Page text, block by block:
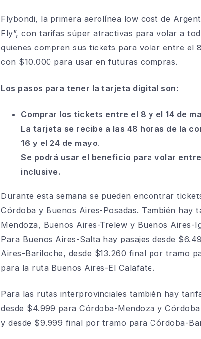
Flybondi, la primera aerolínea low cost de
Fly”, con tarifas súper atractivas para volar a
quienes compren sus tickets para volar entre el
con $10.000 para usar en futuras compras.
Los pasos para tener la tarjeta digital son:
Comprar los tickets entre el 8 y el 14 de
La tarjeta se recibe a las 48 horas de la
16 y el 24 de mayo.
Se podrá usar el beneficio para volar
inclusive.
Durante esta semana se pueden encontrar
Córdoba y Buenos Aires-Posadas. También
Mendoza, Buenos Aires-Trelew y Buenos Aires-
Para Buenos Aires-Salta hay pasajes desde
Aires-Bariloche, desde $13.260 final por tramo
para la ruta Buenos Aires-El Calafate.
Para las rutas interprovinciales también hay
desde $4.999 para Córdoba-Mendoza y
y desde $9.999 final por tramo para Córdoba-